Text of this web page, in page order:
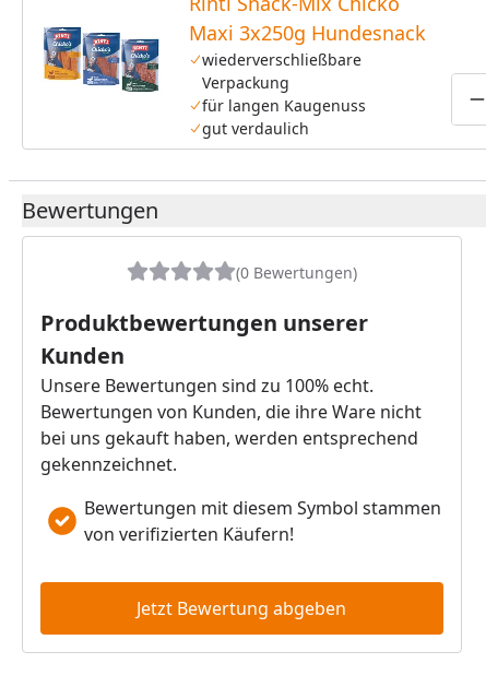
Maxi 3x250g Hundesnack
wiederverschließbare
Verpackung
für langen Kaugenuss
gut verdaulich
Bewertungen
(0 Bewertungen)
Produktbewertungen unserer
Kunden
Unsere Bewertungen sind zu 100% echt.
Bewertungen von Kunden, die ihre Ware nicht
bei uns gekauft haben, werden entsprechend
gekennzeichnet.
Bewertungen mit diesem Symbol stammen
von verifizierten Käufern!
Jetzt Bewertung abgeben